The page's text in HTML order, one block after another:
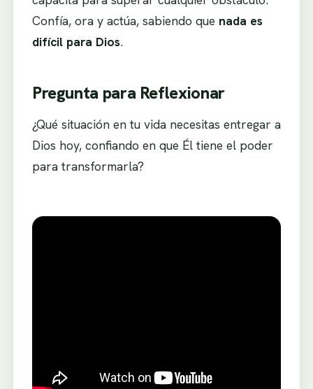
Confía, ora y actúa, sabiendo que nada es
difícil para Dios.
Pregunta para Reflexionar
¿Qué situación en tu vida necesitas entregar a
Dios hoy, confiando en que Él tiene el poder
para transformarla?